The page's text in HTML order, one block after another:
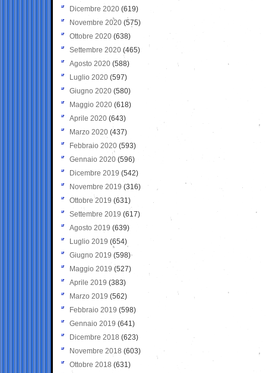
Dicembre 2020 (619)
Novembre 2020 (575)
Ottobre 2020 (638)
Settembre 2020(465)
Agosto 2020 (588)
Luglio 2020 (597)
Giugno 2020 (580)
Maggio 2020 (618)
Aprile 2020 (643)
Marzo 2020 (437)
Febbraio 2020 (593)
Gennaio 2020 (596)
Dicembre 2019 (542)
Novembre 2019 (316)
Ottobre 2019 (631)
Settembre 2019 (617)
Agosto 2019 (639)
Luglio 2019 (654)
Giugno 2019 (598)
Maggio 2019 (527)
Aprile 2019 (383)
Marzo 2019 (562)
Febbraio 2019 (598)
Gennaio 2019 (641)
Dicembre 2018 (623)
Novembre 2018 (603)
Ottobre 2018 (631)